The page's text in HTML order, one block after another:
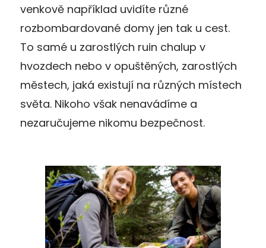
venkově například uvidíte různé
rozbombardované domy jen tak u cest.
To samé u zarostlých ruin chalup v
hvozdech nebo v opuštěných, zarostlých
městech, jaká existují na různých místech
světa. Nikoho však nenavádíme a
nezaručujeme nikomu bezpečnost.